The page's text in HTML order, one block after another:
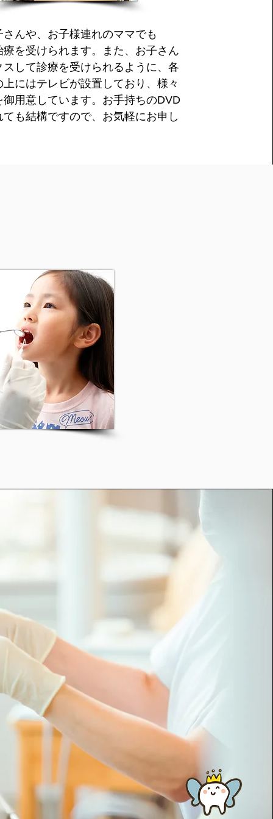
さんや、お子様連れのママでも
療を受けられます。また、お子さん
スして診療を受けられるように、各
上にはテレビが設置しており、様々
御用意しています。お手持ちのDVD
ても結構ですので、お気軽にお申し